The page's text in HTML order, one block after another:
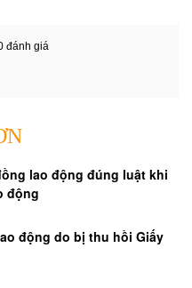
đánh giá
lao động đúng luật khi
động
động do bị thu hồi Giấy